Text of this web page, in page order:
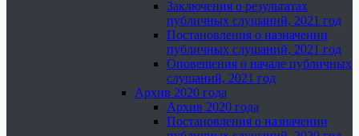
Заключения о результатах
публичных слушаний, 2021 год
Постановления о назначении
публичных слушаний, 2021 год
Оповещения о начале публичных
слушаний, 2021 год
Архив 2020 года
Архив 2020 года
Постановления о назначении